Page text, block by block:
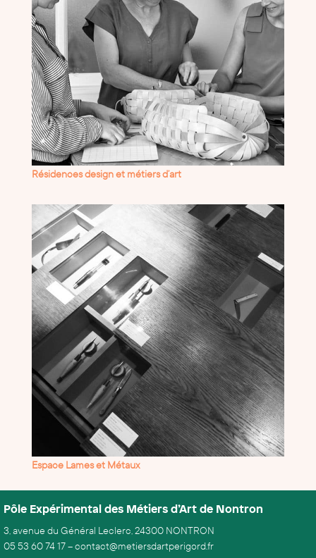
Résidences design et métiers d’art
Espace Lames et Métaux
Pôle Expérimental des Métiers d’Art de Nontron
3, avenue du Général Leclerc, 24300 NONTRON
05 53 60 74 17–contact@metiersdartperigord.fr